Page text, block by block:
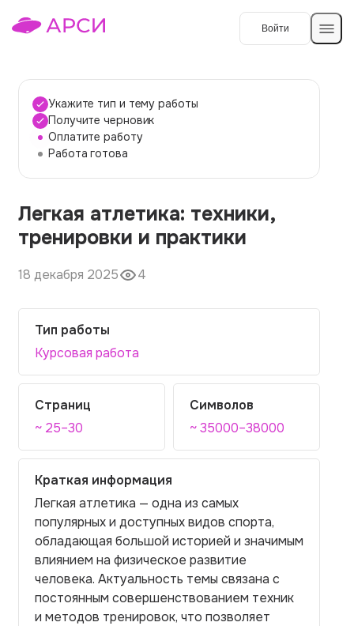
Войти
Темы работ
О сервисе
О компании
Наши гарантии
Порядок оплаты
Вопросы и ответы
Отзывы
Контакты
Укажите тип и тему работы
Получите черновик
Оплатите работу
Работа готова
Легкая атлетика: техники,
тренировки и практики
18 декабря 2025 4
Тип работы
Курсовая работа
Страниц
~ 25–30
Символов
~ 35000–38000
Краткая информация
Легкая атлетика — одна из самых
популярных и доступных видов спорта,
обладающая большой историей и значимым
влиянием на физическое развитие
человека. Актуальность темы связана с
постоянным совершенствованием техник
и методов тренировок, что позволяет